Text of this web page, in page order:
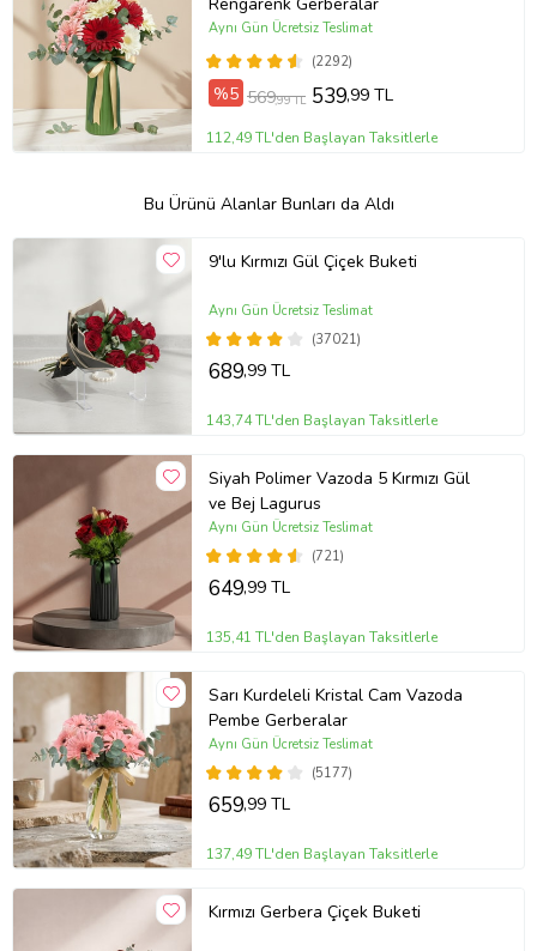
(2292)
Aynı Gün Ücretsiz Teslimat
%5 569,99 TL 539,99 TL
112,49 TL'den Başlayan Taksitlerle
Bu Ürünü Alanlar Bunları da Aldı
9'lu Kırmızı Gül Çiçek Buketi
(37021)
Aynı Gün Ücretsiz Teslimat
689,99 TL
143,74 TL'den Başlayan Taksitlerle
Siyah Polimer Vazoda 5 Kırmızı Gül
ve Bej Lagurus
(721)
Aynı Gün Ücretsiz Teslimat
649,99 TL
135,41 TL'den Başlayan Taksitlerle
Sarı Kurdeleli Kristal Cam Vazoda
Pembe Gerberalar
(5177)
Aynı Gün Ücretsiz Teslimat
659,99 TL
137,49 TL'den Başlayan Taksitlerle
Kırmızı Gerbera Çiçek Buketi